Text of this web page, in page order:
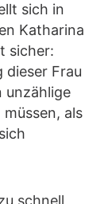
sich in
Katharina
sicher:
dieser Frau
unzählige
als
schnell